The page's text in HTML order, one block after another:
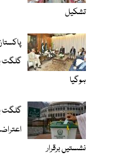
تشکیل
گلگت
ہوگیا
نشستیں برقرار